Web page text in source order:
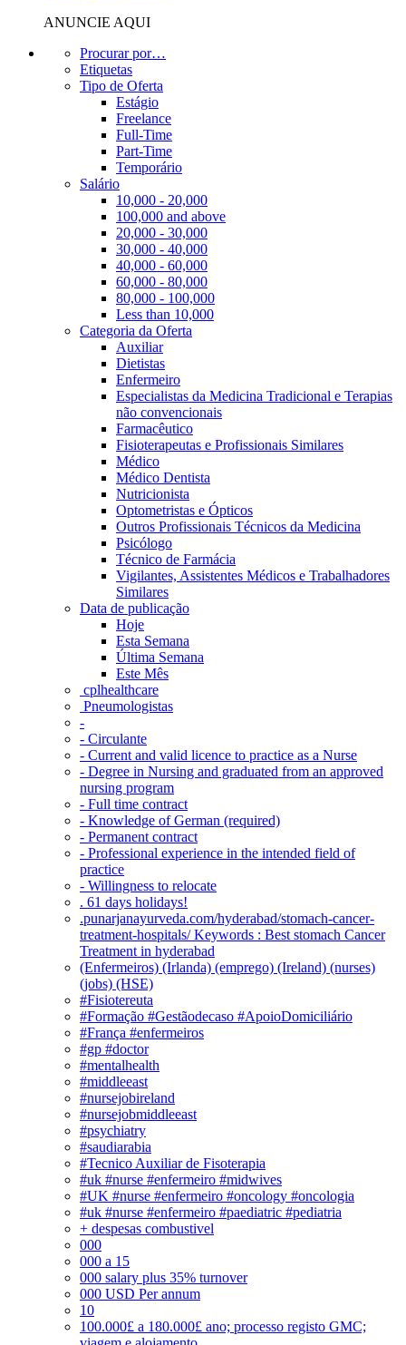
ANUNCIE AQUI
Procurar por…
Etiquetas
Tipo de Oferta
Estágio
Freelance
Full-Time
Part-Time
Temporário
Salário
10,000 - 20,000
100,000 and above
20,000 - 30,000
30,000 - 40,000
40,000 - 60,000
60,000 - 80,000
80,000 - 100,000
Less than 10,000
Categoria da Oferta
Auxiliar
Dietistas
Enfermeiro
Especialistas da Medicina Tradicional e Terapias
não convencionais
Farmacêutico
Fisioterapeutas e Profissionais Similares
Médico
Médico Dentista
Nutricionista
Optometristas e Ópticos
Outros Profissionais Técnicos da Medicina
Psicólogo
Técnico de Farmácia
Vigilantes, Assistentes Médicos e Trabalhadores
Similares
Data de publicação
Hoje
Esta Semana
Última Semana
Este Mês
‎ cplhealthcare‬
Pneumologistas
-
- Circulante
- Current and valid licence to practice as a Nurse
- Degree in Nursing and graduated from an approved
nursing program
- Full time contract
- Knowledge of German (required)
- Permanent contract
- Professional experience in the intended field of
practice
- Willingness to relocate
. 61 days holidays!
.punarjanayurveda.com/hyderabad/stomach-cancer-
treatment-hospitals/ Keywords : Best stomach Cancer
Treatment in hyderabad
(Enfermeiros) (Irlanda) (emprego) (Ireland) (nurses)
(jobs) (HSE)
#Fisiotereuta
#Formação #Gestãodecaso #ApoioDomiciliário
#França #enfermeiros
#gp #doctor
#mentalhealth
#middleeast
#nursejobireland
#nursejobmiddleeast
#psychiatry
#saudiarabia
#Tecnico Auxiliar de Fisoterapia
#uk #nurse #enfermeiro #midwives
#UK #nurse #enfermeiro #oncology #oncologia
#uk #nurse #enfermeiro #paediatric #pediatria
+ despesas combustivel
000
000 a 15
000 salary plus 35% turnover
000 USD Per annum
10
100.000£ a 180.000£ ano; processo registo GMC;